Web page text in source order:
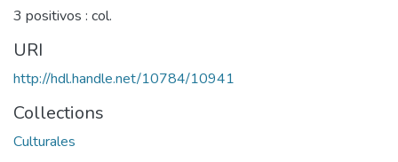
3 positivos : col.
URI
http://hdl.handle.net/10784/10941
Collections
Culturales